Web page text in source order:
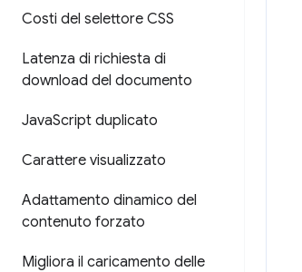
Costi del selettore CSS
Latenza di richiesta di
download del documento
JavaScript duplicato
Carattere visualizzato
Adattamento dinamico del
contenuto forzato
Migliora il caricamento delle